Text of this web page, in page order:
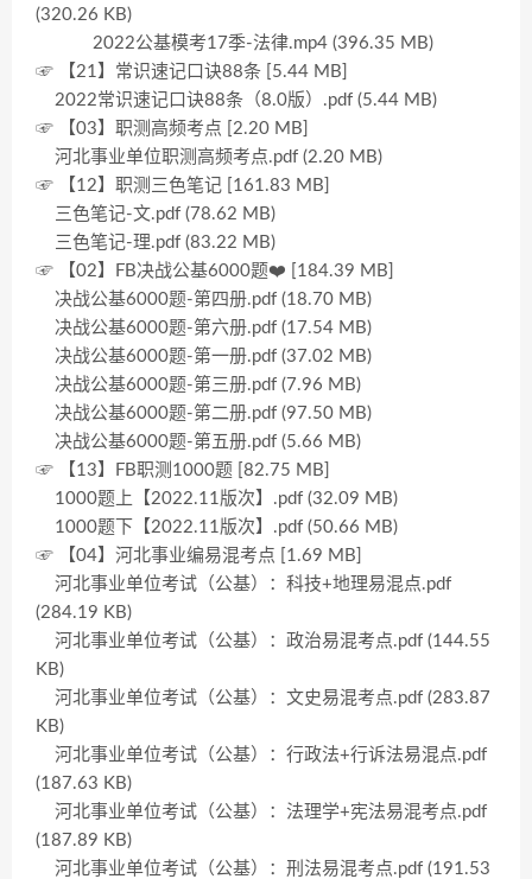
(320.26 KB)
2022公基模考17季-法律.mp4 (396.35 MB)
☞ 【21】常识速记口诀88条 [5.44 MB]
2022常识速记口诀88条（8.0版）.pdf (5.44 MB)
☞ 【03】职测高频考点 [2.20 MB]
河北事业单位职测高频考点.pdf (2.20 MB)
☞ 【12】职测三色笔记 [161.83 MB]
三色笔记-文.pdf (78.62 MB)
三色笔记-理.pdf (83.22 MB)
☞ 【02】FB决战公基6000题❤️ [184.39 MB]
决战公基6000题-第四册.pdf (18.70 MB)
决战公基6000题-第六册.pdf (17.54 MB)
决战公基6000题-第一册.pdf (37.02 MB)
决战公基6000题-第三册.pdf (7.96 MB)
决战公基6000题-第二册.pdf (97.50 MB)
决战公基6000题-第五册.pdf (5.66 MB)
☞ 【13】FB职测1000题 [82.75 MB]
1000题上【2022.11版次】.pdf (32.09 MB)
1000题下【2022.11版次】.pdf (50.66 MB)
☞ 【04】河北事业编易混考点 [1.69 MB]
河北事业单位考试（公基）：科技+地理易混点.pdf
(284.19 KB)
河北事业单位考试（公基）：政治易混考点.pdf (144.55
KB)
河北事业单位考试（公基）：文史易混考点.pdf (283.87
KB)
河北事业单位考试（公基）：行政法+行诉法易混点.pdf
(187.63 KB)
河北事业单位考试（公基）：法理学+宪法易混考点.pdf
(187.89 KB)
河北事业单位考试（公基）：刑法易混考点.pdf (191.53